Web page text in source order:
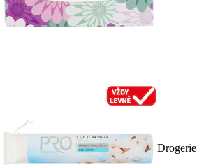
Drogerie